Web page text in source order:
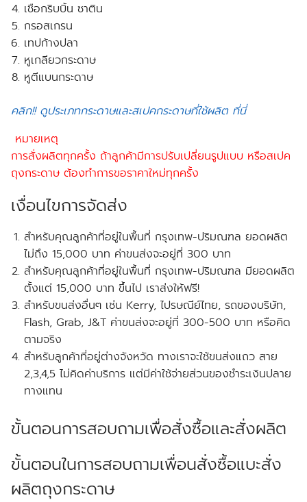
เชือกริบบิ้น ซาติน
กรอสเกรน
เทปก้างปลา
หูเกลียวกระดาษ
หูตีแบนกระดาษ
คลิก!! ดูประเภทกระดาษและสเปคกระดาษที่ใช้ผลิต ที่นี่
หมายเหตุ
การสั่งผลิตทุกครั้ง ถ้าลูกค้ามีการปรับเปลี่ยนรูปแบบ หรือสเปค
ถุงกระดาษ ต้องทำการขอราคาใหม่ทุกครั้ง
เงื่อนไขการจัดส่ง
สำหรับคุณลูกค้าที่อยู่ในพื้นที่ กรุงเทพ-ปริมณฑลยอดผลิต
ไม่ถึง 15,000 บาท ค่าขนส่งจะอยู่ที่ 300 บาท
สำหรับคุณลูกค้าที่อยู่ในพื้นที่ กรุงเทพ-ปริมณฑล มียอดผลิต
ตั้งแต่ 15,000 บาท ขึ้นไป เราส่งให้ฟรี!
สำหรับขนส่งอื่นๆ เช่น Kerry, ไปรษณีย์ไทย, รถของบริษัท,
Flash, Grab, J&T ค่าขนส่งจะอยู่ที่ 300-500 บาท หรือคิด
ตามจริง
สำหรับลูกค้าที่อยู่ต่างจังหวัด ทางเราจะใช้ขนส่งแถว สาย
2,3,4,5 ไม่คิดค่าบริการ แต่มีค่าใช้จ่ายส่วนของชำระเงินปลาย
ทางแทน
ขั้นตอนการสอบถามเพื่อสั่งซื้อและสั่งผลิต
ขั้นตอนในการสอบถามเพื่อนสั่งซื้อแบะสั่ง
ผลิตถุงกระดาษ